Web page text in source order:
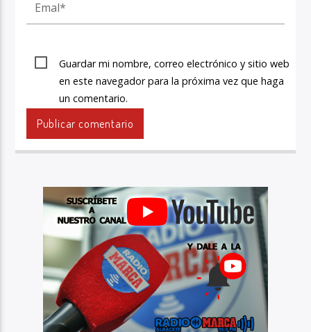
Guardar mi nombre, correo electrónico y sitio web
en este navegador para la próxima vez que haga
un comentario.